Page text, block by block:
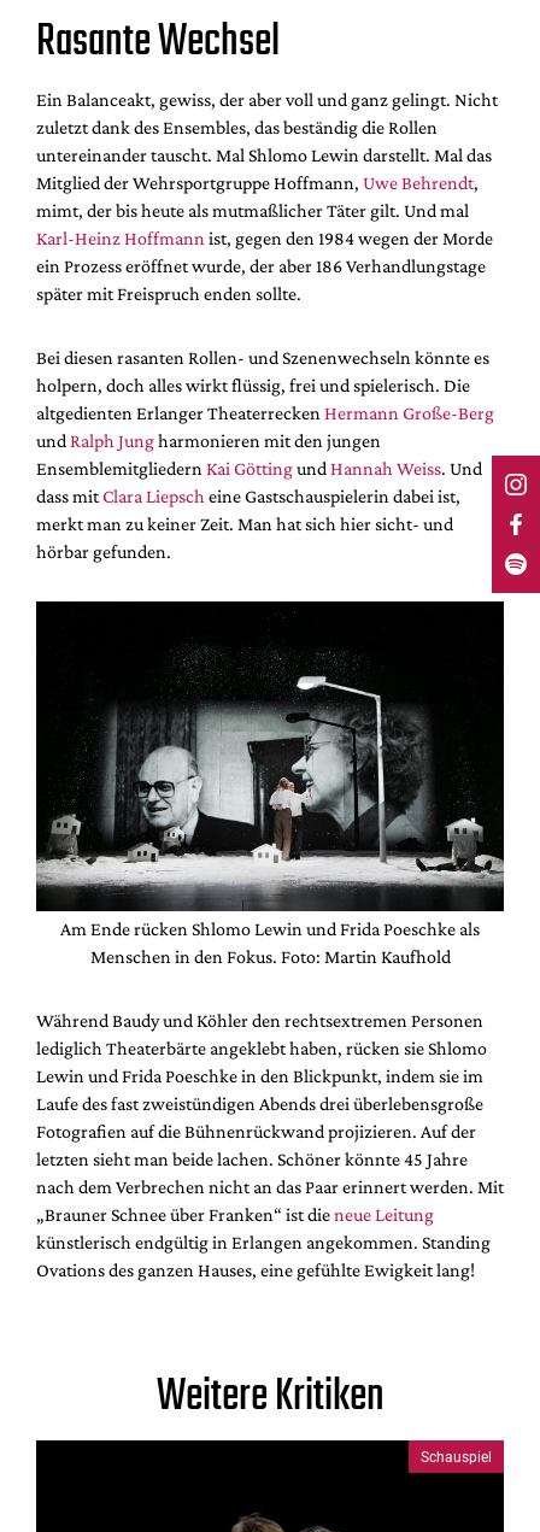
Rasante Wechsel
Ein Balanceakt, gewiss, der aber voll und ganz gelingt. Nicht
zuletzt dank des Ensembles, das beständig die Rollen
untereinander tauscht. Mal Shlomo Lewin darstellt. Mal das
Mitglied der Wehrsportgruppe Hoffmann, Uwe Behrendt,
mimt, der bis heute als mutmaßlicher Täter gilt. Und mal
Karl-Heinz Hoffmann ist, gegen den 1984 wegen der Morde
ein Prozess eröffnet wurde, der aber 186 Verhandlungstage
später mit Freispruch enden sollte.
Bei diesen rasanten Rollen- und Szenenwechseln könnte es
holpern, doch alles wirkt flüssig, frei und spielerisch. Die
altgedienten Erlanger Theaterrecken Hermann Große-Berg
und Ralph Jungharmonieren mit den jungen
Ensemblemitgliedern Kai Göttingund Hannah Weiss. Und
dass mitClara Liepsch eine Gastschauspielerin dabei ist,
merkt man zu keiner Zeit. Man hat sich hier sicht- und
hörbar gefunden.
Am Ende rücken Shlomo Lewin und Frida Poeschke als
Menschen in den Fokus. Foto: Martin Kaufhold
Während Baudy und Köhler den rechtsextremen Personen
lediglich Theaterbärte angeklebt haben, rücken sie Shlomo
Lewin und Frida Poeschke in den Blickpunkt, indem sie im
Laufe des fast zweistündigen Abends drei überlebensgroße
Fotografien auf die Bühnenrückwand projizieren. Auf der
letzten sieht man beide lachen. Schöner könnte 45 Jahre
nach dem Verbrechen nicht an das Paar erinnert werden. Mit
„Brauner Schnee über Franken“ ist dieneue Leitung
künstlerisch endgültig in Erlangen angekommen. Standing
Ovations des ganzen Hauses, eine gefühlte Ewigkeit lang!
Weitere Kritiken
Schauspiel